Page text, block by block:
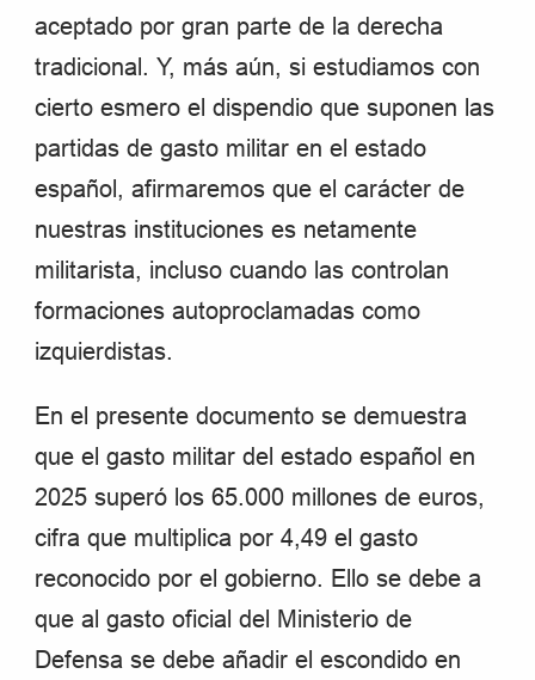
aceptado por gran parte de la derecha
tradicional. Y, más aún, si estudiamos con
cierto esmero el dispendio que suponen las
partidas de gasto militar en el estado
español, afirmaremos que el carácter de
nuestras instituciones es netamente
militarista, incluso cuando las controlan
formaciones autoproclamadas como
izquierdistas.
En el presente documento se demuestra
que el gasto militar del estado español en
2025 superó los 65.000 millones de euros,
cifra que multiplica por 4,49 el gasto
reconocido por el gobierno. Ello se debe a
que al gasto oficial del Ministerio de
Defensa se debe añadir el escondido en